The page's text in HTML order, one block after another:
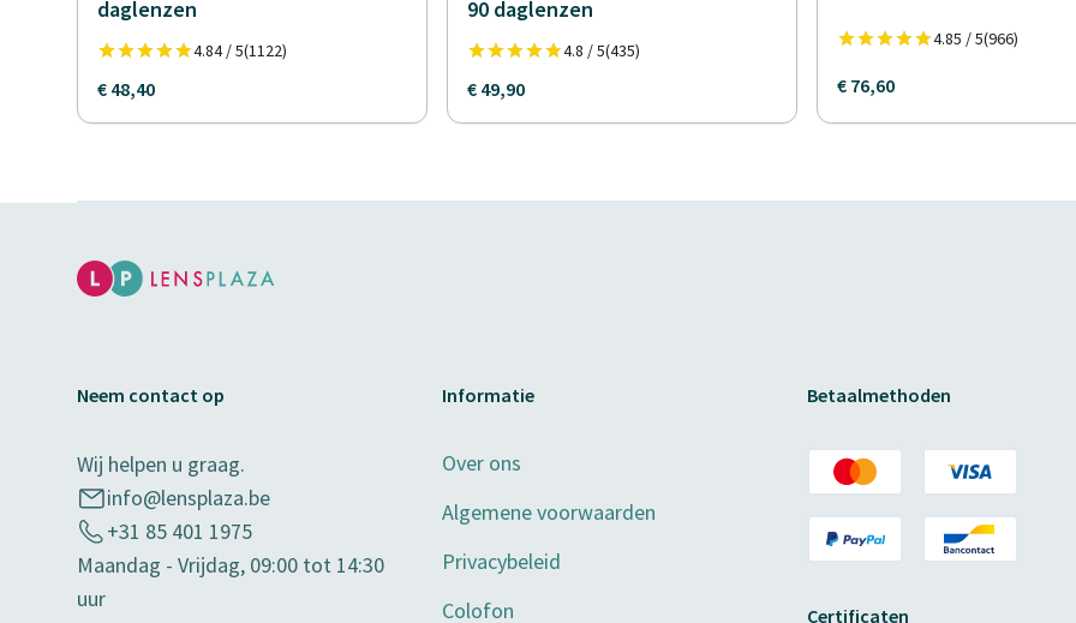
daglenzen
4.84 / 5(1122)
€ 48,40
90 daglenzen
4.8 / 5(435)
€ 49,90
4.85 / 5(966)
€ 76,60
Neem contact op
Wij helpen u graag.
info@lensplaza.be
+31 85 401 1975
Maandag - Vrijdag, 09:00 tot 14:30
uur
Informatie
Over ons
Algemene voorwaarden
Privacybeleid
Colofon
Betaalmethoden
Certificaten